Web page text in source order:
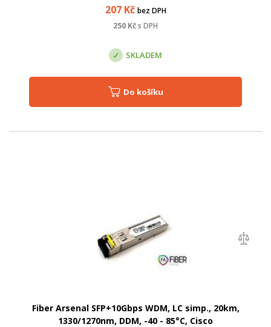
207Kč bez DPH
250 Kčs DPH
SKLADEM
Do košíku
Fiber Arsenal SFP+10Gbps WDM, LC simp., 20km,
1330/1270nm, DDM, -40 - 85°C, Cisco